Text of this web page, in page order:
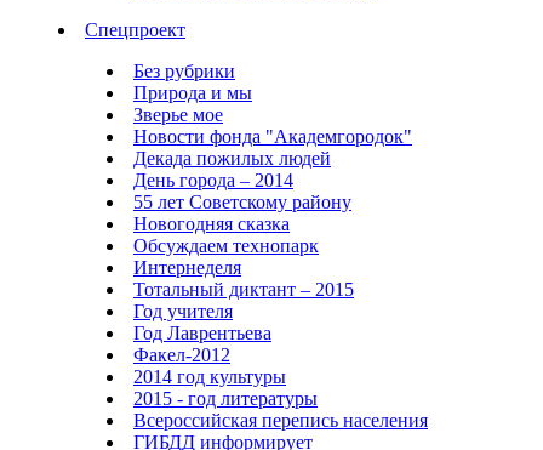
Спецпроект
Без рубрики
Природа и мы
Зверье мое
Новости фонда "Академгородок"
Декада пожилых людей
День города – 2014
55 лет Советскому району
Новогодняя сказка
Обсуждаем технопарк
Интернеделя
Тотальный диктант – 2015
Год учителя
Год Лаврентьева
Факел-2012
2014 год культуры
2015 - год литературы
Всероссийская перепись населения
ГИБДД информирует